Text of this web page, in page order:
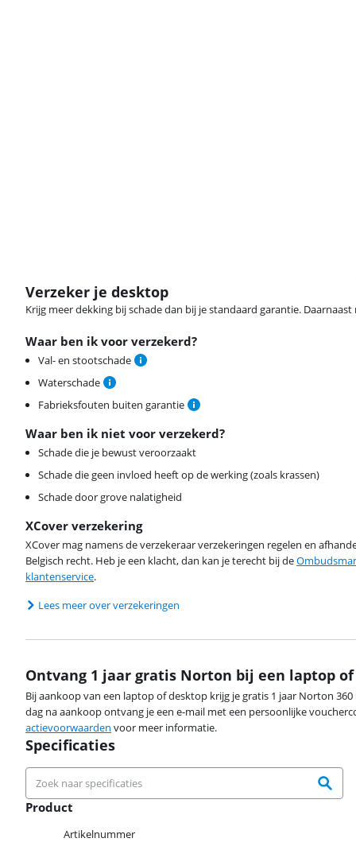
Verzeker je desktop
Krijg meer dekking bij schade dan bij je standaard garantie.
Waar ben ik voor verzekerd?
Val- en stootschade
Waterschade
Fabrieksfouten buiten garantie
Waar ben ik niet voor verzekerd?
Schade die je bewust veroorzaakt
Schade die geen invloed heeft op de werking (zoals krassen)
Schade door grove nalatigheid
XCover verzekering
XCover mag namens de verzekeraar verzekeringen regelen en
Belgisch recht. Heb je een klacht, dan kan je terecht bij de
klantenservice.
Lees meer over verzekeringen
Ontvang 1 jaar gratis Norton bij een laptop
Bij aankoop van een laptop of desktop krijg je gratis 1 jaar Norton 360
dag na aankoop ontvang je een e-mail met een persoonlijke
actievoorwaarden voor meer informatie.
Specificaties
Product
Artikelnummer